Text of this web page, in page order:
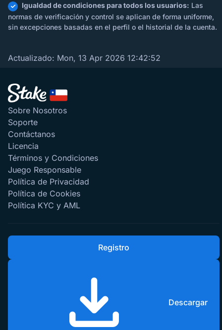
Igualdad de condiciones para todos los usuarios: Las
normas de verificación y control se aplican de forma uniforme,
sin excepciones basadas en el perfil o el historial de la cuenta.
Actualizado: Mon, 13 Apr 2026 12:42:52
Sobre Nosotros
Soporte
Contáctanos
Licencia
Términos y Condiciones
Juego Responsable
Política de Privacidad
Política de Cookies
Política KYC y AML
Registro
Descargar